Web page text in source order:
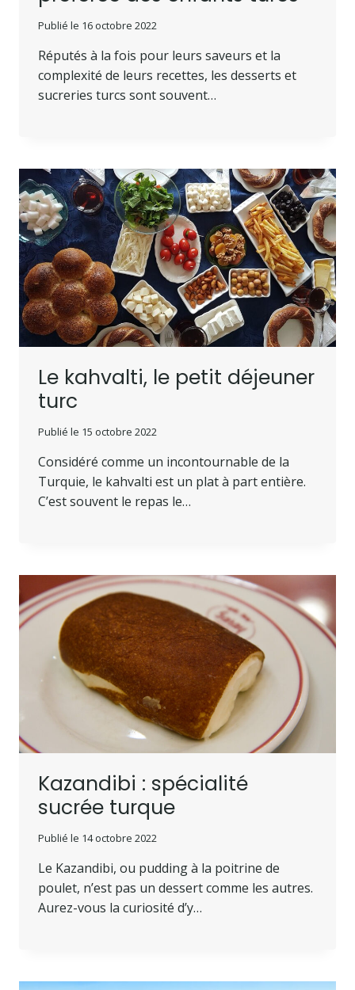
Publié le 16 octobre 2022
Réputés à la fois pour leurs saveurs et la
complexité de leurs recettes, les desserts et
sucreries turcs sont souvent…
Le kahvalti, le petit déjeuner
turc
Publié le 15 octobre 2022
Considéré comme un incontournable de la
Turquie, le kahvalti est un plat à part entière.
C’est souvent le repas le…
Kazandibi : spécialité
sucrée turque
Publié le 14 octobre 2022
Le Kazandibi, ou pudding à la poitrine de
poulet, n’est pas un dessert comme les autres.
Aurez-vous la curiosité d’y…